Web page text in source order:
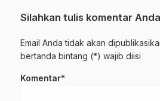
Silahkan tulis komentar Anda
Email Anda tidak akan
bertanda bintang (*) wajib diisi
Komentar*